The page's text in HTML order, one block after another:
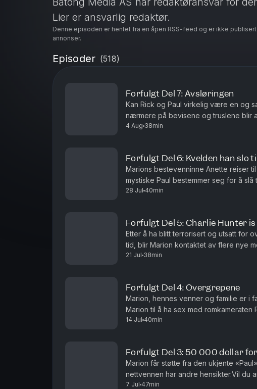
Lier er ansvarlig redaktør.
Hosted on Acast. Seeacast.com/privacy
Denne episoden er hentet fra en åpen RSS-feed og er ikke
annonser.
Episoder (518)
Forfulgt Del 7: Avsløringen
Kan Rick og Paul virkelig være en og
nærmere på bevisene og truslene blir
spredt på nettet.Vil du annonsere i
4 Aug 38min
Forfulgt Del 6: Kvelden han slo
Marions bestevenninne Anette reiser
mystiske Paul bestemmer seg for å slå
kontakt med vår salgspartner
28 Jul 40min
Forfulgt Del 5: Charlie Hunter
Etter å ha blitt terrorisert og utsatt for
tid, blir Marion kontaktet av flere nye
Hunter.Vil du annonsere i Avhørt? Ta
21 Jul 38min
Forfulgt Del 4: Overgrepene
Marion, hennes venner og familie er i
Marion til å ha sex med romkameraten
kontakt med vår salgspartner
14 Jul 40min
Forfulgt Del 3: 50 000 dollar
Marion får støtte fra den ukjente
nettvennen har andre hensikter.Vil du
vår salgspartner Acast.Batong Media
7 Jul 47min